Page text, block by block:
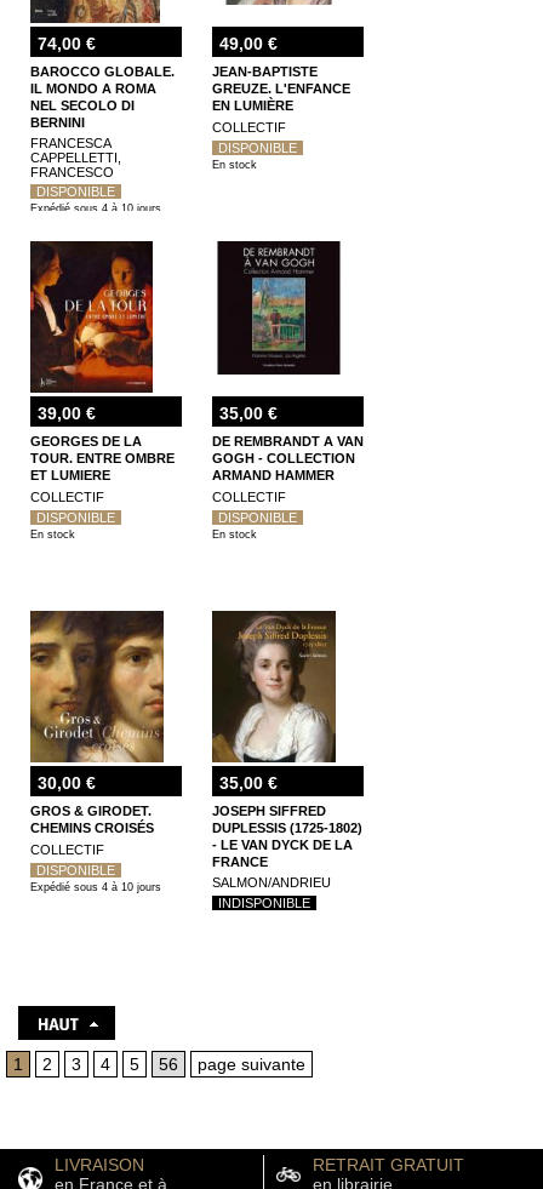
74,00 €
BAROCCO GLOBALE.
IL MONDO A ROMA
NEL SECOLO DI
BERNINI
FRANCESCA
CAPPELLETTI,
FRANCESCO
FREDDOLINI
DISPONIBLE
Expédié sous 4 à 10 jours
49,00 €
JEAN-BAPTISTE
GREUZE. L'ENFANCE
EN LUMIÈRE
COLLECTIF
DISPONIBLE
En stock
39,00 €
GEORGES DE LA
TOUR. ENTRE OMBRE
ET LUMIERE
COLLECTIF
DISPONIBLE
En stock
35,00 €
DE REMBRANDT A VAN
GOGH - COLLECTION
ARMAND HAMMER
COLLECTIF
DISPONIBLE
En stock
30,00 €
GROS & GIRODET.
CHEMINS CROISÉS
COLLECTIF
DISPONIBLE
Expédié sous 4 à 10 jours
35,00 €
JOSEPH SIFFRED
DUPLESSIS (1725-1802)
- LE VAN DYCK DE LA
FRANCE
SALMON/ANDRIEU
INDISPONIBLE
1 2 3 4 5 56 page suivante
LIVRAISON
en France et à
RETRAIT GRATUIT
en librairie